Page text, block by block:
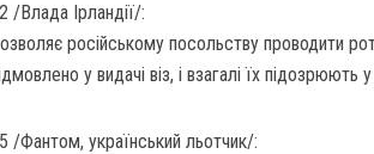
/Влада Ірландії/:
російському посольству проводити
у видачі віз, і взагалі їх підозрюють
/Фантом, український льотчик/: